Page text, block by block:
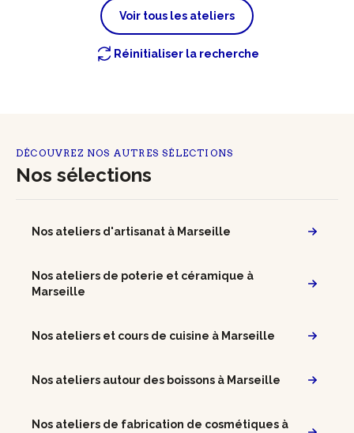
Voir tous les ateliers
Réinitialiser la recherche
DÉCOUVREZ NOS AUTRES SÉLECTIONS
Nos sélections
Nos ateliers d'artisanat à Marseille
Nos ateliers de poterie et céramique à
Marseille
Nos ateliers et cours de cuisine à Marseille
Nos ateliers autour des boissons à Marseille
Nos ateliers de fabrication de cosmétiques à